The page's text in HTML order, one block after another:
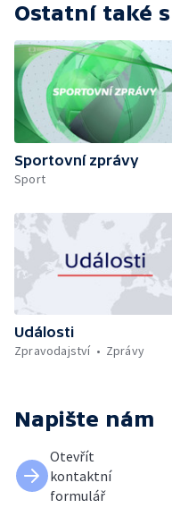
Ostatní také
Sportovní zprávy
Sport
Události
Zpravodajství
Zprávy
Napište nám
Otevřít
kontaktní
formulář